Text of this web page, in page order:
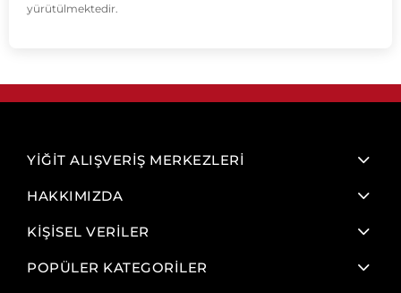
yürütülmektedir.
YİĞİT ALIŞVERİŞ MERKEZLERİ
HAKKIMIZDA
KİŞİSEL VERİLER
POPÜLER KATEGORİLER